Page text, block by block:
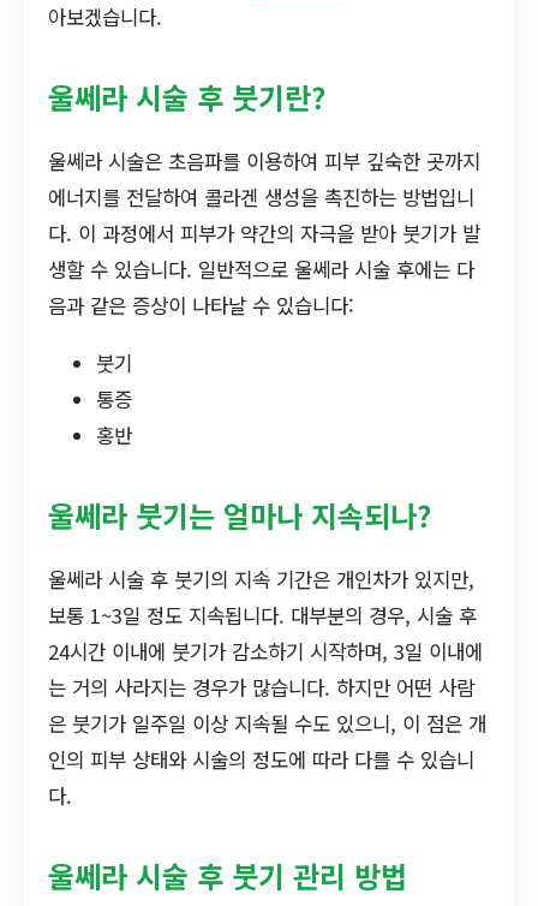
아보겠습니다.
울쎄라 시술 후 붓기란?
울쎄라 시술은 초음파를 이용하여 피부 깊숙한 곳까지
에너지를 전달하여 콜라겐 생성을 촉진하는 방법입니
다. 이 과정에서 피부가 약간의 자극을 받아 붓기가 발
생할 수 있습니다. 일반적으로 울쎄라 시술 후에는 다
음과 같은 증상이 나타날 수 있습니다:
붓기
통증
홍반
울쎄라 붓기는 얼마나 지속되나?
울쎄라 시술 후 붓기의 지속 기간은 개인차가 있지만,
보통 1~3일 정도 지속됩니다. 대부분의 경우, 시술 후
24시간 이내에 붓기가 감소하기 시작하며, 3일 이내에
는 거의 사라지는 경우가 많습니다. 하지만 어떤 사람
은 붓기가 일주일 이상 지속될 수도 있으니, 이 점은 개
인의 피부 상태와 시술의 정도에 따라 다를 수 있습니
다.
울쎄라 시술 후 붓기 관리 방법